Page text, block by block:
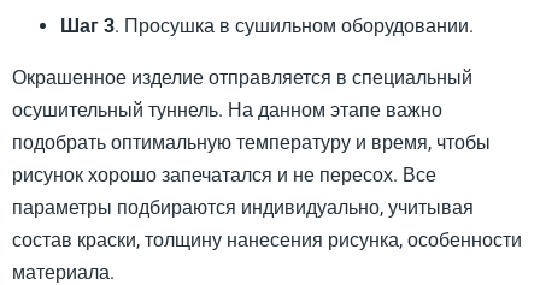
Шаг 3. Просушка в сушильном оборудовании.
Окрашенное изделие отправляется в специальный
осушительный туннель. На данном этапе важно
подобрать оптимальную температуру и время, чтобы
рисунок хорошо запечатался и не пересох. Все
параметры подбираются индивидуально, учитывая
состав краски, толщину нанесения рисунка, особенности
материала.